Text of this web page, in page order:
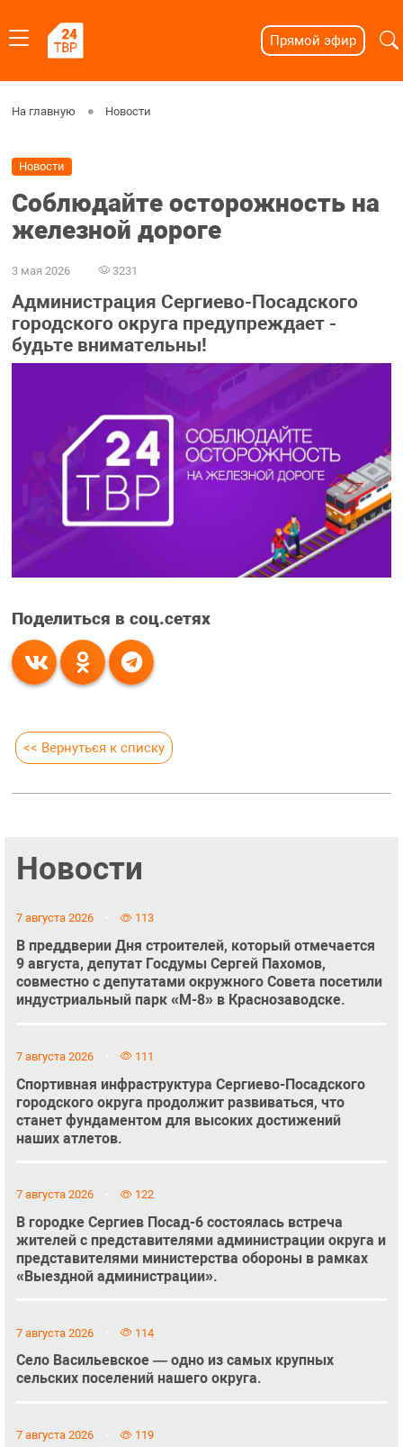
Прямой эфир
На главную Новости
Новости
Соблюдайте осторожность на
железной дороге
3 мая 2026 3231
Администрация Сергиево-Посадского
городского округа предупреждает -
будьте внимательны!
Поделиться в соц.сетях
<< Вернуться к списку
Новости
7 августа 2026 113
В преддверии Дня строителей, который отмечается
9 августа, депутат Госдумы Сергей Пахомов,
совместно с депутатами окружного Совета посетили
индустриальный парк «М-8» в Краснозаводске.
7 августа 2026 111
Спортивная инфраструктура Сергиево-Посадского
городского округа продолжит развиваться, что
станет фундаментом для высоких достижений
наших атлетов.
7 августа 2026 122
В городке Сергиев Посад-6 состоялась встреча
жителей с представителями администрации округа и
представителями министерства обороны в рамках
«Выездной администрации».
7 августа 2026 114
Село Васильевское — одно из самых крупных
сельских поселений нашего округа.
7 августа 2026 119